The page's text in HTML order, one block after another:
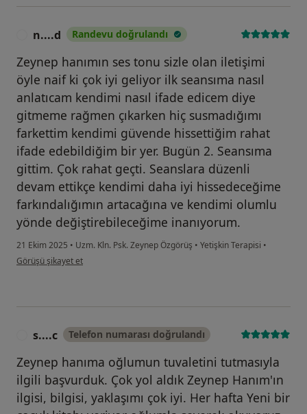
n....d Randevu doğrulandı
Zeynep hanımın ses tonu sizle olan iletişimi
öyle naif ki çok iyi geliyor ilk seansıma nasıl
anlatıcam kendimi nasıl ifade edicem diye
gitmeme rağmen çıkarken hiç susmadığımı
farkettim kendimi güvende hissettiğim rahat
ifade edebildiğim bir yer. Bugün 2. Seansıma
gittim. Çok rahat geçti. Seanslara düzenli
devam ettikçe kendimi daha iyi hissedeceğime
farkındalığımın artacağına ve kendimi olumlu
yönde değiştirebileceğime inanıyorum.
21 Ekim 2025 • Uzm. Kln. Psk. Zeynep Özgörüş • Yetişkin Terapisi •
kullanıcının görüşüne göre n....d
Görüşü şikayet et
s....c Telefon numarası doğrulandı
Zeynep hanıma oğlumun tuvaletini tutmasıyla
ilgili başvurduk. Çok yol aldık Zeynep Hanım'ın
ilgisi, bilgisi, yaklaşımı çok iyi. Her hafta Yeni bir